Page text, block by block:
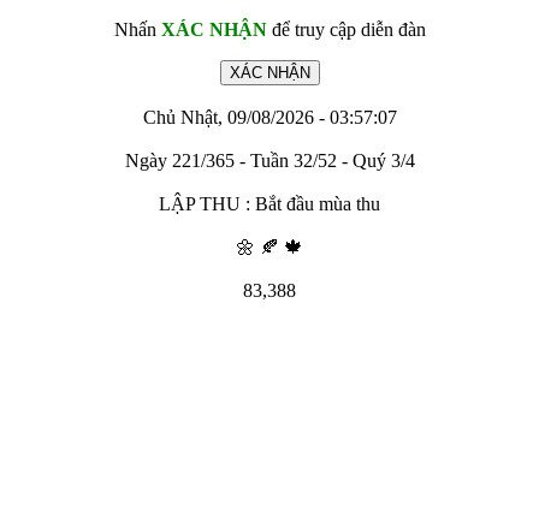
Nhấn XÁC NHẬNđể truy cập diễn đàn
Chủ Nhật, 09/08/2026 - 03:57:07
Ngày 221/365 - Tuần 32/52 - Quý 3/4
LẬP THU : Bắt đầu mùa thu
🌼 🍂 🍁
83,388